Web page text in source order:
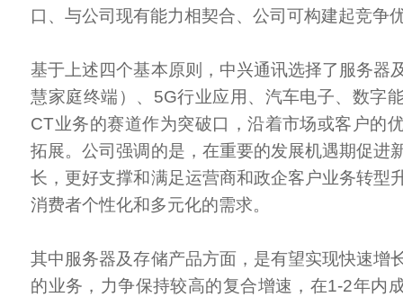
口、与公司现有能力相契合、公司可构建起竞争
基于上述四个基本原则，中兴通讯选择了服务器
慧家庭终端）、5G行业应用、汽车电子、数字
CT业务的赛道作为突破口，沿着市场或客户的
拓展。公司强调的是，在重要的发展机遇期促进
长，更好支撑和满足运营商和政企客户业务转型
消费者个性化和多元化的需求。
其中服务器及存储产品方面，是有望实现快速增
的业务，力争保持较高的复合增速，在1-2年内